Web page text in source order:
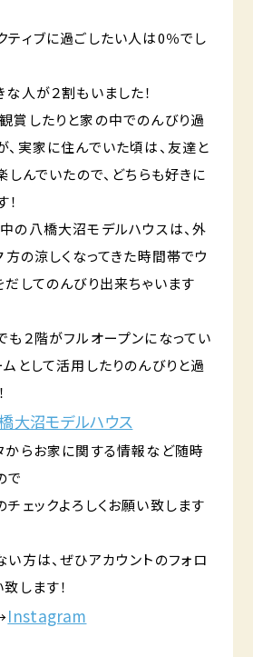
ティブに過ごしたい人は0％でし
人が２割もいました！
賞したりと家の中でのんびり過
、実家に住んでいた頃は、友達と
しんでいたので、どちらも好きに
の八橋大沼モデルハウスは、外
方の涼しくなってきた時間帯でウ
だしてのんびり出来ちゃいます
も２階がフルオープンになってい
として活用したりのんびりと過
大沼モデルハウス
からお家に関する情報など随時
で
ェックよろしくお願い致します
い方は、ぜひアカウントのフォロ
します！
Instagram